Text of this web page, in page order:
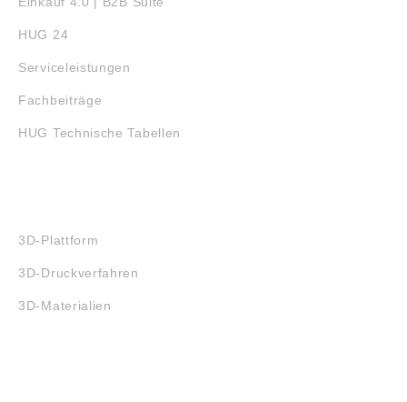
HUG 24
Serviceleistungen
Fachbeiträge
HUG Technische Tabellen
3D-Plattform
3D-Druckverfahren
3D-Materialien